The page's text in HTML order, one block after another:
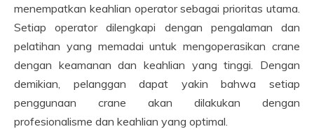
menempatkan keahlian operator sebagai prioritas utama.
Setiap operator dilengkapi dengan pengalaman dan
pelatihan yang memadai untuk mengoperasikan crane
dengan keamanan dan keahlian yang tinggi. Dengan
demikian, pelanggan dapat yakin bahwa setiap
penggunaan crane akan dilakukan dengan
profesionalisme dan keahlian yang optimal.